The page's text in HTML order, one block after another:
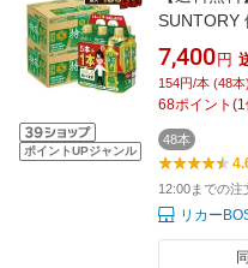
ポイントUPジャンル
SUNTORY
用食品
トクホ
7,400 円
154円/本 (48本)
68ポイント (1
48本
12:00までの注
リカー